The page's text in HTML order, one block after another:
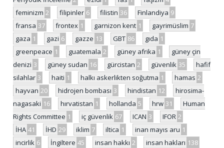
feminizm 2 filipinler 6 filistin 36 Finlandiya 9
fransa 37 frontex 1 garnizon kent 1 gayrimüslim 7
gaza 1 gazi 6 gazze 13 GBT 86 gıda 1
greenpeace 1 guatemala 2 güney afrika 1
güney çin
denizi 3 güney sudan 16 gürcistan 2 güvenlik 35
hafif
silahlar 3 haiti 1 halkı askerlikten soğutma 1 hamas 2
hayvan 20 hidrojen bombası 3 hindistan 12
hirosima-
nagasaki 16 hırvatistan 1 hollanda 5 hrw 31
Human
Rights Committee 1 iç güvenlik 67 ICAN 3 IFOR 2
İHA 41 İHD 29 iklim 7 iltica 1 inan mayıs aru 1
incirlik 6 İngiltere 45 insan hakkı 2 insan hakları 138